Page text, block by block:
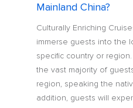
Mainland China?
Culturally Enriching
immerse guests into the
specific country or
the vast majority of
region, speaking the
addition, guests will